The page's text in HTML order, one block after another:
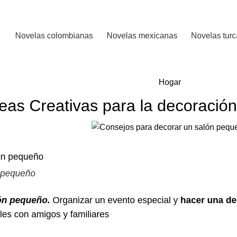
Novelas colombianas Novelas mexicanas Novelas
Hogar
Creativas para la
pequeño. Organizar un evento especial y hacer una
con amigos y familiares